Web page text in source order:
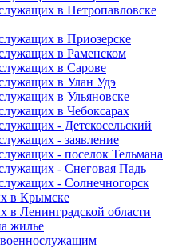
в Петропавловске
в Приозерске
в Раменском
в Сарове
в Улан Удэ
в Ульяновске
в Чебоксарах
- Детскосельский
- заявление
- поселок Тельмана
- Снеговая Падь
- Солнечногорск
в Крымске
в Ленинградской области
жилье